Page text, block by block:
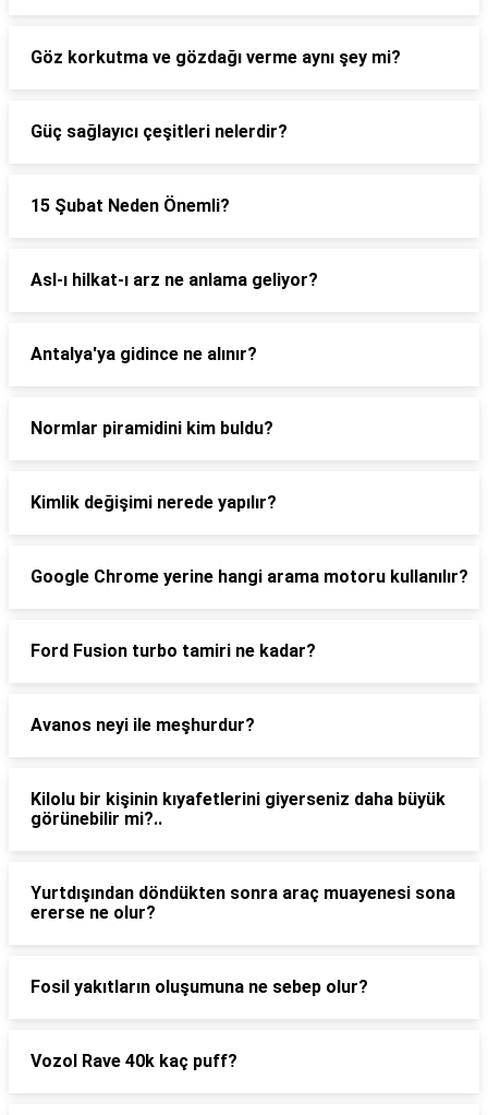
Göz korkutma ve gözdağı verme aynı şey mi?
Güç sağlayıcı çeşitleri nelerdir?
15 Şubat Neden Önemli?
Asl-ı hilkat-ı arz ne anlama geliyor?
Antalya'ya gidince ne alınır?
Normlar piramidini kim buldu?
Kimlik değişimi nerede yapılır?
Google Chrome yerine hangi arama motoru kullanılır?
Ford Fusion turbo tamiri ne kadar?
Avanos neyi ile meşhurdur?
Kilolu bir kişinin kıyafetlerini giyerseniz daha büyük
görünebilir mi?..
Yurtdışından döndükten sonra araç muayenesi sona
ererse ne olur?
Fosil yakıtların oluşumuna ne sebep olur?
Vozol Rave 40k kaç puff?